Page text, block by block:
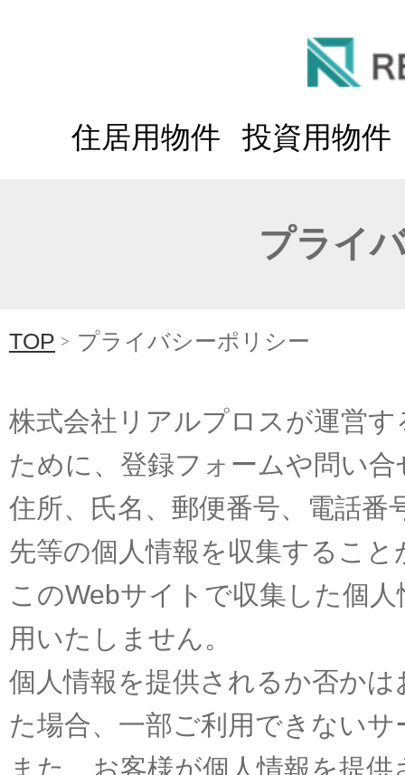
住居用物件 投資用物件
プライ
TOP プライバシーポリシー
株式会社リアルプロスが運営
ために、登録フォームや問い
住所、氏名、郵便番号、電話番
先等の個人情報を収集するこ
このWebサイトで収集した個
用いたしません。
個人情報を提供されるか否か
た場合、一部ご利用できない
また、お客様が個人情報を提